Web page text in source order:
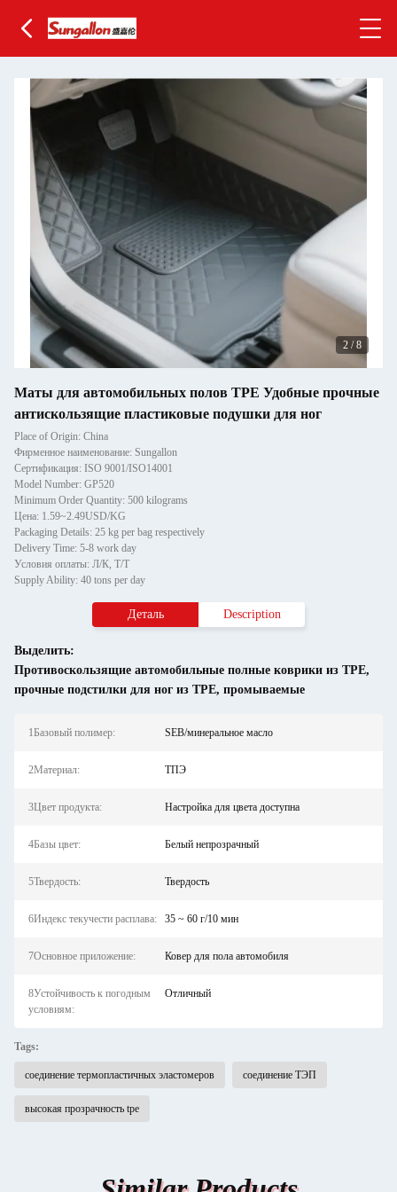
3 /8
Маты для автомобильных полов TPE Удобные прочные
антискользящие пластиковые подушки для ног
Place of Origin: China
Фирменное наименование: Sungallon
Сертификация: ISO 9001/ISO14001
Model Number: GP520
Minimum Order Quantity: 500 kilograms
Цена: 1.59~2.49USD/KG
Packaging Details: 25 kg per bag respectively
Delivery Time: 5-8 work day
Условия оплаты: Л/К, Т/Т
Supply Ability: 40 tons per day
Деталь Description
Выделить:
Противоскользящие автомобильные полные коврики из TPE,
прочные подстилки для ног из TPE, промываемые
1Базовый полимер: SEB/минеральное масло
2Материал: ТПЭ
3Цвет продукта: Настройка для цвета доступна
4Базы цвет: Белый непрозрачный
5Твердость: Твердость
6Индекс текучести расплава: 35 ~ 60 г/10 мин
7Основное приложение: Ковер для пола автомобиля
8Устойчивость к погодным
условиям:
Отличный
Tags:
соединение термопластичных эластомеров соединение ТЭП
высокая прозрачность tpe